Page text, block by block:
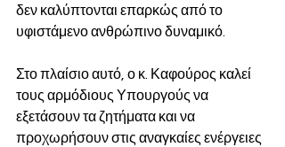
δεν καλύπτονται επαρκώς από το
υφιστάμενο ανθρώπινο δυναμικό.
Στο πλαίσιο αυτό, ο κ. Καφούρος καλεί
τους αρμόδιους Υπουργούς να
εξετάσουν τα ζητήματα και να
προχωρήσουν στις αναγκαίες ενέργειες